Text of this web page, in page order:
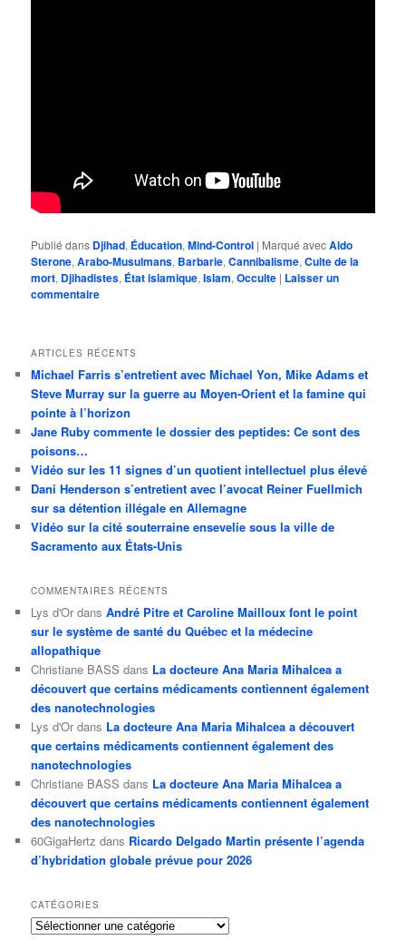
Publié dans Djihad, Éducation,Mind-Control | Marqué avecAldo
Sterone,Arabo-Musulmans, Barbarie,Cannibalisme,Culte de la
mort, Djihadistes, État islamique,Islam,Occulte | Laisser un
commentaire
ARTICLES RÉCENTS
Michael Farris s’entretient avec Michael Yon, Mike Adams et
Steve Murray sur la guerre au Moyen-Orient et la famine qui
pointe à l’horizon
Jane Ruby commente le dossier des peptides: Ce sont des
poisons…
Vidéo sur les 11 signes d’un quotient intellectuel plus élevé
Dani Henderson s’entretient avec l’avocat Reiner Fuellmich
sur sa détention illégale en Allemagne
Vidéo sur la cité souterraine ensevelie sous la ville de
Sacramento aux États-Unis
COMMENTAIRES RÉCENTS
Lys d'Or dansAndré Pitre et Caroline Mailloux font le point
sur le système de santé du Québec et la médecine
allopathique
Christiane BASS dans La docteure Ana Maria Mihalcea a
découvert que certains médicaments contiennent également
des nanotechnologies
Lys d'Or dans La docteure Ana Maria Mihalcea a découvert
que certains médicaments contiennent également des
nanotechnologies
Christiane BASS dans La docteure Ana Maria Mihalcea a
découvert que certains médicaments contiennent également
des nanotechnologies
60GigaHertz dans Ricardo Delgado Martin présente l’agenda
d’hybridation globale prévue pour 2026
CATÉGORIES
Catégories